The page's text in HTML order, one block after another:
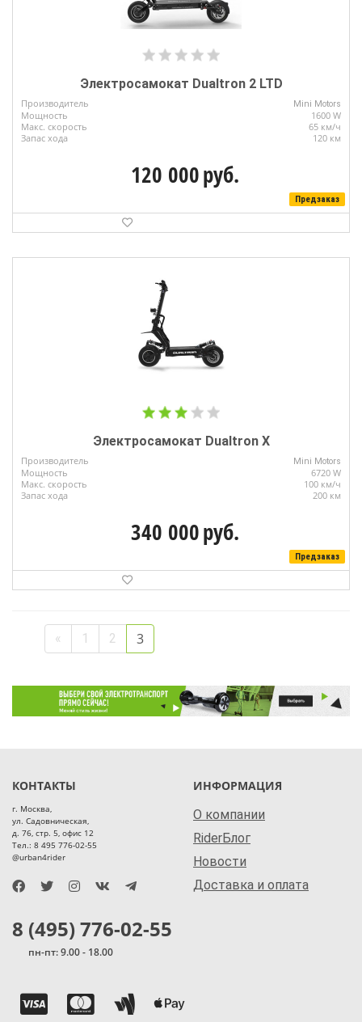
Электросамокат Dualtron 2 LTD
Производитель Mini Motors
Мощность
1600 W
Макс. скорость
65 км/ч
Запас хода
120 км
120 000руб.
Предзаказ
Электросамокат Dualtron X
Производитель Mini Motors
Мощность
6720 W
Макс. скорость
100 км/ч
Запас хода
200 км
340 000руб.
Предзаказ
« 1 2 3
КОНТАКТЫ
г. Москва,
ул. Садовническая,
д. 76, стр. 5, офис 12
Тел.: 8 495 776-02-55
@urban4rider
ИНФОРМАЦИЯ
О компании
RiderБлог
Новости
Доставка и оплата
8 (495) 776-02-55
пн-пт: 9.00 - 18.00